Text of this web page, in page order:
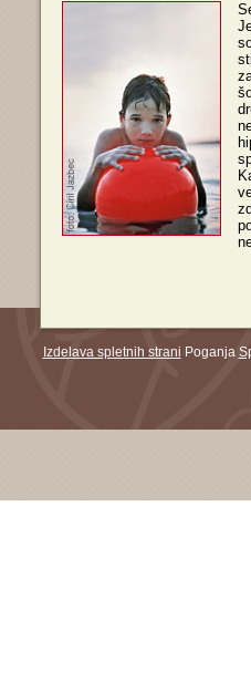
Izdelava spletnih strani Poganja